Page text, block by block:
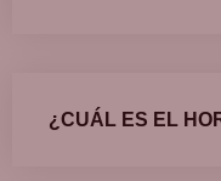
¿CUÁL ES EL